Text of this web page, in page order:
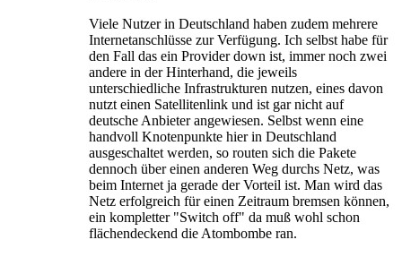
Viele Nutzer in Deutschland haben zudem mehrere
Internetanschlüsse zur Verfügung. Ich selbst habe für
den Fall das ein Provider down ist, immer noch zwei
andere in der Hinterhand, die jeweils
unterschiedliche Infrastrukturen nutzen, eines davon
nutzt einen Satellitenlink und ist gar nicht auf
deutsche Anbieter angewiesen. Selbst wenn eine
handvoll Knotenpunkte hier in Deutschland
ausgeschaltet werden, so routen sich die Pakete
dennoch über einen anderen Weg durchs Netz, was
beim Internet ja gerade der Vorteil ist. Man wird das
Netz erfolgreich für einen Zeitraum bremsen können,
ein kompletter "Switch off" da muß wohl schon
flächendeckend die Atombombe ran.